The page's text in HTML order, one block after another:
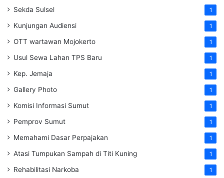
Sekda Sulsel 1
Kunjungan Audiensi 1
OTT wartawan Mojokerto 1
Usul Sewa Lahan TPS Baru 1
Kep. Jemaja 1
Gallery Photo 1
Komisi Informasi Sumut 1
Pemprov Sumut 1
Memahami Dasar Perpajakan 1
Atasi Tumpukan Sampah di Titi Kuning 1
Rehabilitasi Narkoba 1